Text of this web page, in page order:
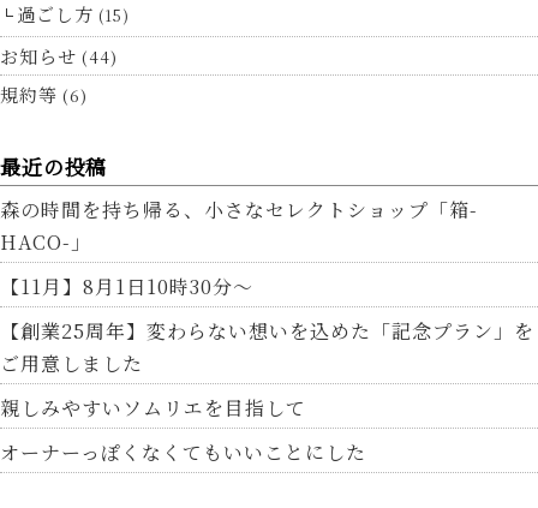
過ごし方 (15)
お知らせ (44)
規約等 (6)
最近の投稿
森の時間を持ち帰る、小さなセレクトショップ「箱-
HACO-」
【11月】8月1日10時30分～
【創業25周年】変わらない想いを込めた「記念プラン」を
ご用意しました
親しみやすいソムリエを目指して
オーナーっぽくなくてもいいことにした